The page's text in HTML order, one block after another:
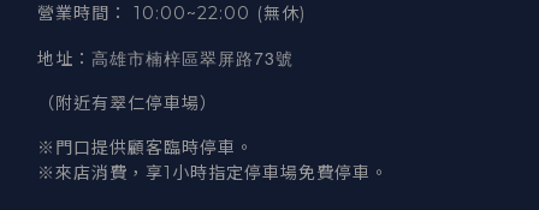
營業時間 ： 10:00~22:00 (無休)
地址 ： 高雄市楠梓區翠屏路73號
（附近有翠仁停車場）
※門口提供顧客臨時停車。
※來店消費，享1小時指定停車場免費停車。